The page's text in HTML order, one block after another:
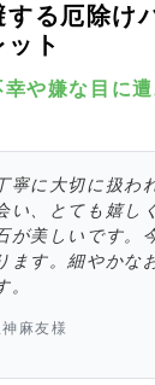
する厄除け
ト
幸や嫌な目に
寧に大切に扱わ
い、とても嬉し
が美しいです。
ます。細やかな
麻友様